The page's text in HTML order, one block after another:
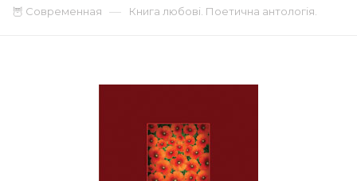
🦉 Современная — Книга любові. Поетична антологія.